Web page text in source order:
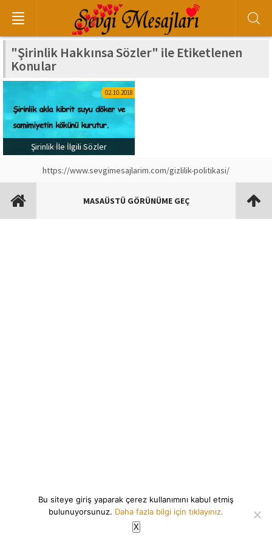
"Şirinlik Hakkınsa Sözler" ile Etiketlenen
Konular
Şirinlik İle İlgili Sözler
02.10.2018
https://www.sevgimesajlarim.com/gizlilik-politikasi/
MASAÜSTÜ GÖRÜNÜME GEÇ
Bu siteye giriş yaparak çerez kullanımını kabul etmiş
bulunuyorsunuz. Daha fazla bilgi için tıklayınız.
X